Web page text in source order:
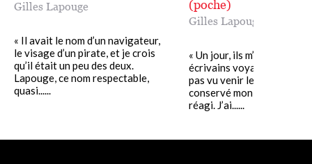
Gilles Lapouge
« Il avait le nom d’un navigateur,
le visage d’un pirate, et je crois
qu’il était un peu des deux.
Lapouge, ce nom respectable,
quasi......
(poche)
Gilles Lapouge
« Un jour, ils m’ont mis
écrivains voyageurs. Je
pas vu venir le coup mais
conservé mon sang-froid.
réagi. J’ai......